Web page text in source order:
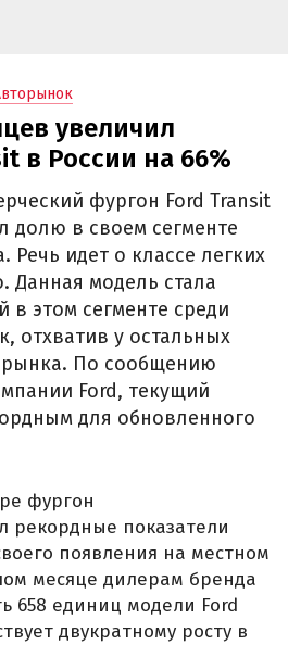
увеличил
в России на 66%
фургон Ford Transit
долю в своем сегменте
Речь идет о классе легких
Данная модель стала
в этом сегменте среди
отхватив у остальных
рынка. По сообщению
Ford, текущий
для обновленного
фургон
рекордные показатели
появления на местном
месяце дилерам бренда
658 единиц модели Ford
двукратному росту в